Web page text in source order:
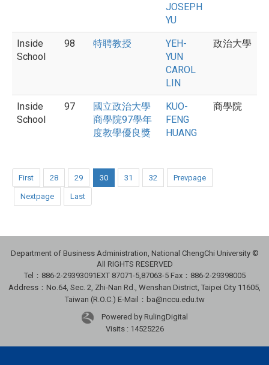
JOSEPH
YU
Inside
School
98 特聘教授
YEH-
YUN
CAROL
LIN
政治大學
Inside
School
97
國立政治大學
商學院97學年
度教學優良獎
KUO-
FENG
HUANG
商學院
First 28 29 30 31 32 Prevpage
Nextpage Last
Department of Business Administration, National ChengChi University ©
All RIGHTS RESERVED
Tel：886-2-29393091EXT 87071-5,87063-5Fax：886-2-29398005
Address：No.64, Sec. 2, Zhi-Nan Rd., Wenshan District, Taipei City 11605,
Taiwan (R.O.C.) E-Mail：ba@nccu.edu.tw
Powered by RulingDigital
Visits : 14525226